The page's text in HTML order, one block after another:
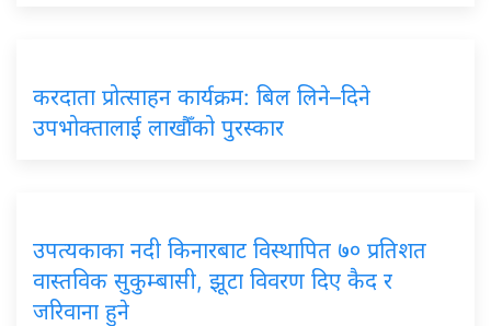
करदाता प्रोत्साहन कार्यक्रम: बिल लिने–दिने
उपभोक्तालाई लाखौँको पुरस्कार
उपत्यकाका नदी किनारबाट विस्थापित ७० प्रतिशत
वास्तविक सुकुम्बासी, झूटा विवरण दिए कैद र
जरिवाना हुने